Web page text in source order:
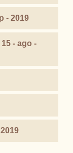
- 2019
15 - ago -